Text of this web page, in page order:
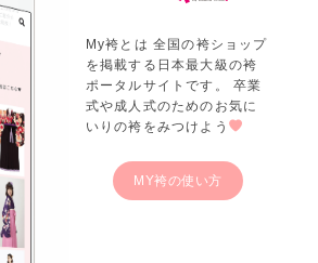
My袴とは 全国の袴ショップ
を掲載する日本最大級の袴
ポータルサイトです。 卒業
式や成人式のためのお気に
いりの袴をみつけよう
MY袴の使い方